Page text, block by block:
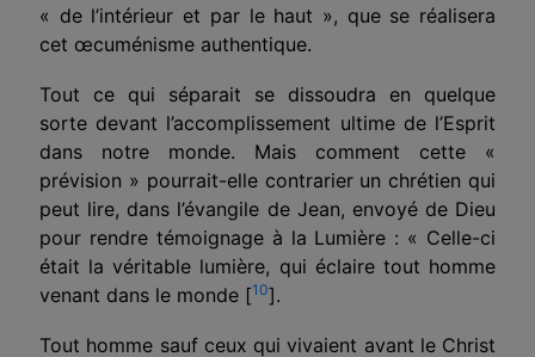
« de l’intérieur et par le haut », que se réalisera
cet œcuménisme authentique.
Tout ce qui séparait se dissoudra en quelque
sorte devant l’accomplissement ultime de l’Esprit
dans notre monde. Mais comment cette «
prévision » pourrait-elle contrarier un chrétien qui
peut lire, dans l’évangile de Jean, envoyé de Dieu
pour rendre témoignage à la Lumière : « Celle-ci
était la véritable lumière, qui éclaire tout homme
venant dans le monde [10].
Tout homme sauf ceux qui vivaient avant le Christ